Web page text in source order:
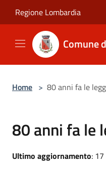
Regione Lombardia
Comune
Home > 80 anni fa le
80 anni fa le
Ultimo aggiornamento: